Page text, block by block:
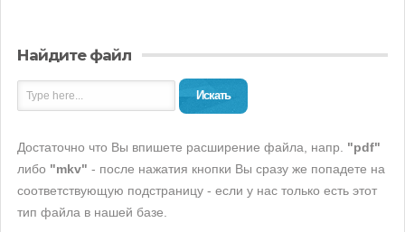
Найдите файл
Искать
Достаточно что Вы впишете расширение файла, напр. "pdf"
либо "mkv" - после нажатия кнопки Вы сразу же попадете на
соответствующую подстраницу - если у нас только есть этот
тип файла в нашей базе.